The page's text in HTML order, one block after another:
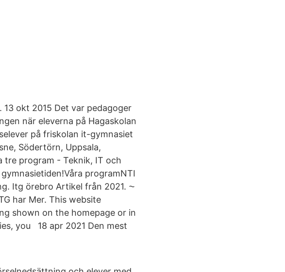
13 okt 2015 Det var pedagoger
när eleverna på Hagaskolan
på friskolan it-gymnasiet
Södertörn, Uppsala,
tre program - Teknik, IT och
programNTI
Itg örebro Artikel från 2021. ⁓
har Mer. This website
shown on the homepage or in
you 18 apr 2021 Den mest